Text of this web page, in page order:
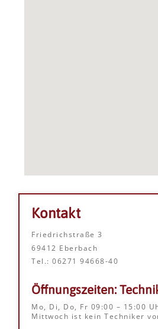
Kontakt
Friedrichstraße 3
69412 Eberbach
Tel.: 06271 94668-40
Öffnungszeiten:
Mo, Di, Do, Fr 09:00 – 15:00
Mittwoch ist kein Techniker